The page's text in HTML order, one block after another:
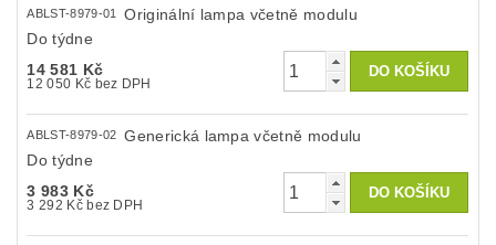
ABLST-8979-01
Originální lampa včetně modulu
Do týdne
14 581 Kč
12 050 Kč bez DPH
ABLST-8979-02
Generická lampa včetně modulu
Do týdne
3 983 Kč
3 292 Kč bez DPH